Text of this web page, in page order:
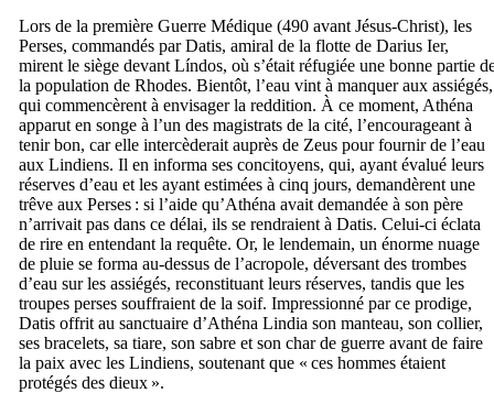
Lors de la première Guerre Médique (490 avant Jésus-Christ), les
Perses, commandés par Datis, amiral de la flotte de Darius Ier,
mirent le siège devant Líndos, où s’était réfugiée une bonne partie
la population de Rhodes. Bientôt, l’eau vint à manquer aux assiégés,
qui commencèrent à envisager la reddition. À ce moment, Athéna
apparut en songe à l’un des magistrats de la cité, l’encourageant à
tenir bon, car elle intercèderait auprès de Zeus pour fournir de l’eau
aux Lindiens. Il en informa ses concitoyens, qui, ayant évalué leurs
réserves d’eau et les ayant estimées à cinq jours, demandèrent une
trêve aux Perses : si l’aide qu’Athéna avait demandée à son père
n’arrivait pas dans ce délai, ils se rendraient à Datis. Celui-ci éclata
de rire en entendant la requête. Or, le lendemain, un énorme nuage
de pluie se forma au-dessus de l’acropole, déversant des trombes
d’eau sur les assiégés, reconstituant leurs réserves, tandis que les
troupes perses souffraient de la soif. Impressionné par ce prodige,
Datis offrit au sanctuaire d’Athéna Lindia son manteau, son collier,
ses bracelets, sa tiare, son sabre et son char de guerre avant de faire
la paix avec les Lindiens, soutenant que « ces hommes étaient
protégés des dieux ».